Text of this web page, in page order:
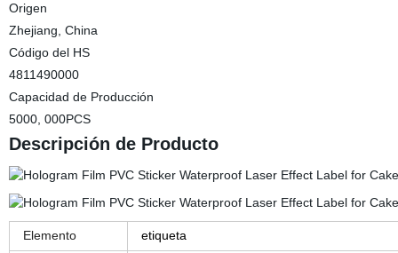
Origen
Zhejiang, China
Código del HS
4811490000
Capacidad de Producción
5000, 000PCS
Descripción de Producto
Elemento etiqueta